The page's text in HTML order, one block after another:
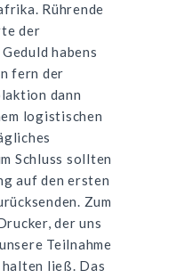
Rührende
der
habens
fern der
dann
logistischen
Schluss sollten
auf den ersten
Zum
der uns
Teilnahme
halten ließ. Das